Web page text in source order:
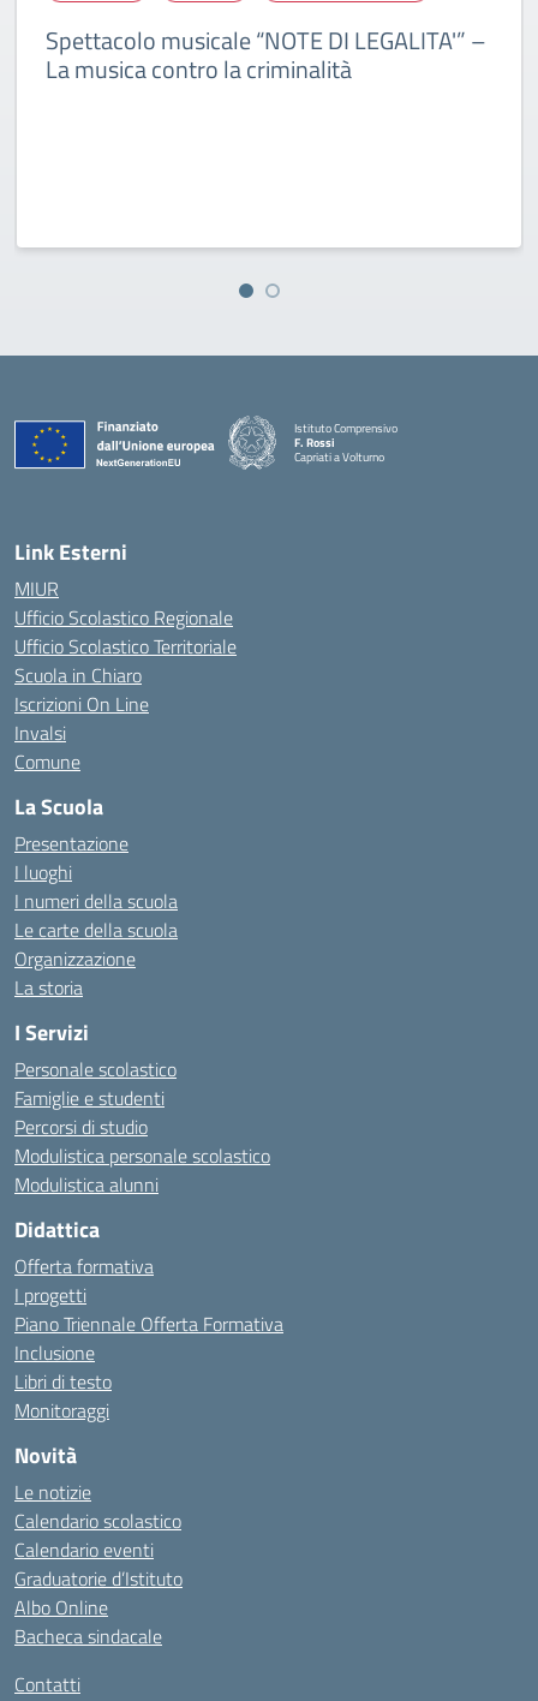
Spettacolo musicale “NOTE DI LEGALITA'” –
La musica contro la criminalità
Istituto Comprensivo
F. Rossi
Capriati a Volturno
— Visita la pagina iniziale della scuola
Link Esterni
MIUR
Ufficio Scolastico Regionale
Ufficio Scolastico Territoriale
Scuola in Chiaro
Iscrizioni On Line
Invalsi
Comune
La Scuola
Presentazione
I luoghi
I numeri della scuola
Le carte della scuola
Organizzazione
La storia
I Servizi
Personale scolastico
Famiglie e studenti
Percorsi di studio
Modulistica personale scolastico
Modulistica alunni
Didattica
Offerta formativa
I progetti
Piano Triennale Offerta Formativa
Inclusione
Libri di testo
Monitoraggi
Novità
Le notizie
Calendario scolastico
Calendario eventi
Graduatorie d’Istituto
Albo Online
Bacheca sindacale
Contatti